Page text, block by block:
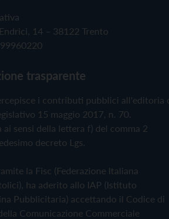
14 – 38122 Trento
trasparente
i contributi pubblici all'editoria
15 maggio 2017, n. 70.
ai sensi della lettera f) del comma 2
decreto Lgs.
la Fisc (Federazione Italiana
ha aderito allo IAP (Istituto
Pubblicitaria) accettando il Codice di
Comunicazione Commerciale